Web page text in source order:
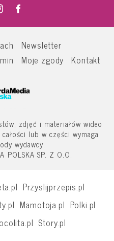
Newsletter
Moje zgody Kontakt
zdjęć i materiałów wideo
lub w części wymaga
wydawcy.
POLSKA SP. Z O.O.
Przyslijprzepis.pl
Mamotoja.pl Polki.pl
Story.pl